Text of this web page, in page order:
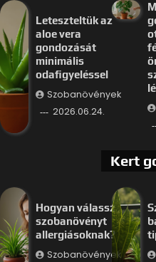
Leteszteltük az
aloe vera
gondozását
minimális
odafigyeléssel
Szobanövények
2026.06.24.
Kert
Hogyan válassz
szobanövényt
allergiásoknak?
Szobanövények